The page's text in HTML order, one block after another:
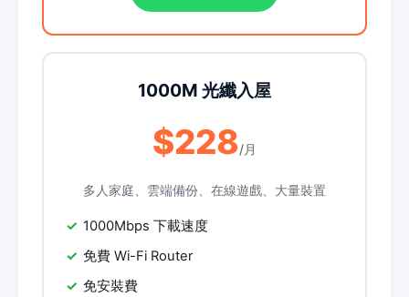
1000M 光纖入屋
$228/月
多人家庭、雲端備份、在線遊戲、大量裝置
1000Mbps 下載速度
免費 Wi-Fi Router
免安裝費